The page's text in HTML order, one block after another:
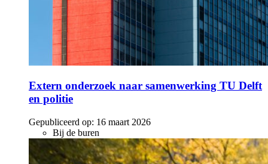
Extern onderzoek naar samenwerking TU Delft
en politie
Gepubliceerd op: 16 maart 2026
Bij de buren